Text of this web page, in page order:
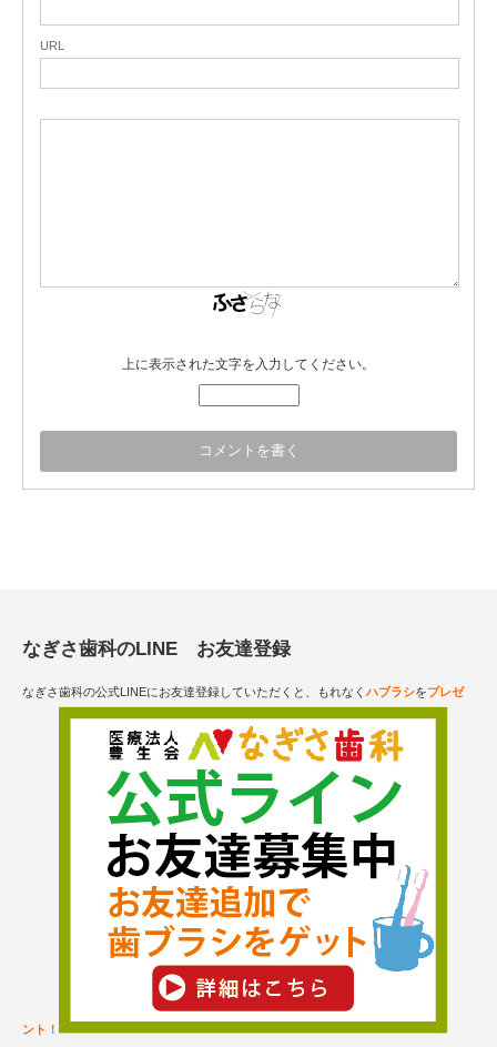
URL
上に表示された文字を入力してください。
なぎさ歯科のLINE お友達登録
なぎさ歯科の公式LINEにお友達登録していただくと、もれなく ハブラシをプレゼ
ント！